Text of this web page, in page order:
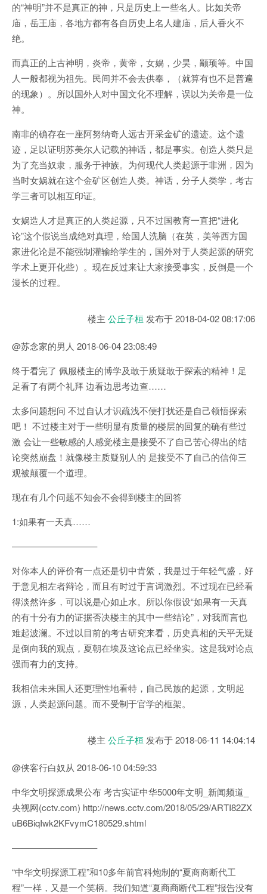
的“神明”并不是真正的神，只是历史上一些名人。比如关帝
庙，岳王庙，各地方都有各自历史上名人建庙，后人香火不
绝。
而真正的上古神明，炎帝，黄帝，女娲，少昊，颛顼等。中国
人一般都视为祖先。民间并不会去供奉，（就算有也不是普遍
的现象）。所以国外人对中国文化不理解，误以为关帝是一位
神。
南非的确存在一座阿努纳奇人远古开采金矿的遗迹。这个遗
迹，足以证明苏美尔人记载的神话，都是事实。创造人类只是
为了充当奴隶，服务于神族。为何现代人类起源于非洲，因为
当时女娲就在这个金矿区创造人类。神话，分子人类学，考古
学三者可以相互印证。
女娲造人才是真正的人类起源，只不过国教育一直把“进化
论”这个假说当成绝对真理，给国人洗脑（在英，美等西方国
家进化论是不能强制灌输给学生的，国外对于人类起源的研究
学术上更开化些）。现在反过来让大家接受事实，反倒是一个
漫长的过程。
楼主 公丘子桓 发布于2018-04-02 08:17:06
@苏念家的男人 2018-06-04 23:08:49
终于看完了 佩服楼主的博学及敢于质疑敢于探索的精神！足
足看了有两个礼拜 边看边思考边查……
太多问题想问 不过自认才识疏浅不便打扰还是自己领悟探索
吧！ 不过楼主对于一些明显有质量的楼层的回复的确有些过
激 会让一些敏感的人感觉楼主是接受不了自己苦心得出的结
论突然崩盘！就像楼主质疑别人的 是接受不了自己的信仰三
观被颠覆一个道理。
现在有几个问题不知会不会得到楼主的回答
1:如果有一天真……
—————————–
对你本人的评价有一点还是切中肯綮，我是过于年轻气盛，好
于意见相左者辩论，而且有时过于言词激烈。不过现在已经看
得淡然许多，可以说是心如止水。所以你假设“如果有一天真
的有十分有力的证据否决楼主的其中一些结论”，对我而言也
难起波澜。不过以目前的考古研究来看，历史真相的天平无疑
是倒向我的观点，夏朝在埃及这论点已经坐实。这是我对论点
强而有力的支持。
我相信未来国人还更理性地看特，自己民族的起源，文明起
源，人类起源问题。而不受制于官学的框架。
楼主 公丘子桓 发布于2018-06-11 14:04:14
@侠客行白奴从 2018-06-10 04:59:33
中华文明探源成果公布 考古实证中华5000年文明_新闻频道_
央视网(cctv.com) http://news.cctv.com/2018/05/29/ARTI82ZX
uB6BiqIwk2KFvymC180529.shtml
—————————–
“中华文明探源工程”和10多年前官科炮制的“夏商商断代工
程”一样，又是一个笑柄。我们知道“夏商商断代工程”报告没有